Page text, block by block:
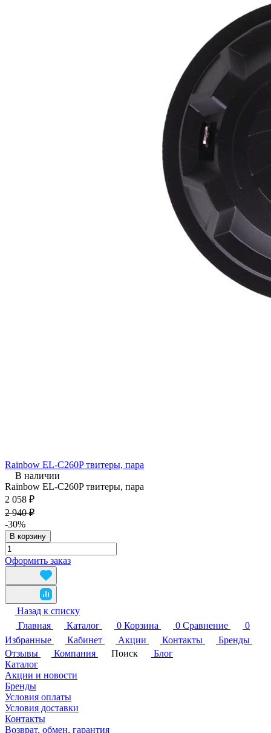
Rainbow EL-C260P твитеры, пара
В наличии
Rainbow EL-C260P твитеры, пара
2 058 ₽
2 940 ₽
-30%
В корзину
Оформить заказ
Назад к списку
Главная
Каталог 0 Корзина 0 Сравнение
0
Избранные
Кабинет Акции Контакты
Бренды
Отзывы
Компания Поиск
Блог
Каталог
Акции и новости
Бренды
Условия оплаты
Условия доставки
Контакты
Возврат, обмен, гарантия